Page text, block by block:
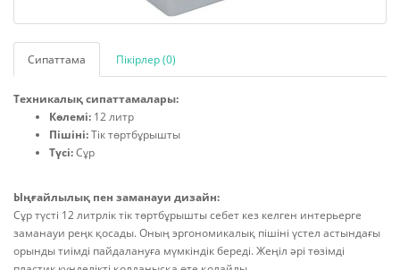
Сипаттама Пікірлер (0)
Техникалық сипаттамалары:
Көлемі: 12 литр
Пішіні:Тік төртбұрышты
Түсі:Сұр
Ыңғайлылық пен заманауи дизайн:
Сұр түсті 12 литрлік тік төртбұрышты себет кез келген интерьерге
заманауи реңк қосады. Оның эргономикалық пішіні үстел астындағы
орынды тиімді пайдалануға мүмкіндік береді. Жеңіл әрі төзімді